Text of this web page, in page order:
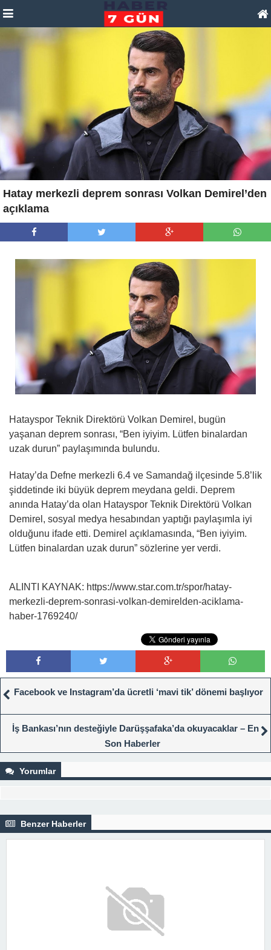
Hatay merkezli deprem sonrası Volkan Demirel’den
açıklama
Hatayspor Teknik Direktörü Volkan Demirel, bugün
yaşanan deprem sonrası, “Ben iyiyim. Lütfen binalardan
uzak durun” paylaşımında bulundu.
Hatay’da Defne merkezli 6.4 ve Samandağ ilçesinde 5.8’lik
şiddetinde iki büyük deprem meydana geldi. Deprem
anında Hatay’da olan Hatayspor Teknik Direktörü Volkan
Demirel, sosyal medya hesabından yaptığı paylaşımla iyi
olduğunu ifade etti. Demirel açıklamasında, “Ben iyiyim.
Lütfen binalardan uzak durun” sözlerine yer verdi.
ALINTI KAYNAK: https://www.star.com.tr/spor/hatay-
merkezli-deprem-sonrasi-volkan-demirelden-aciklama-
haber-1769240/
Facebook ve Instagram’da ücretli ‘mavi tik’ dönemi başlıyor
İş Bankası’nın desteğiyle Darüşşafaka’da okuyacaklar – En
Son Haberler
Yorumlar
Benzer Haberler